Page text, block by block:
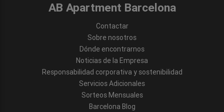
AB Apartment Barcelona
Contactar
Sobre nosotros
Dónde encontrarnos
Noticias de la Empresa
Responsabilidad corporativa y sostenibilidad
Servicios Adicionales
Sorteos Mensuales
Barcelona Blog